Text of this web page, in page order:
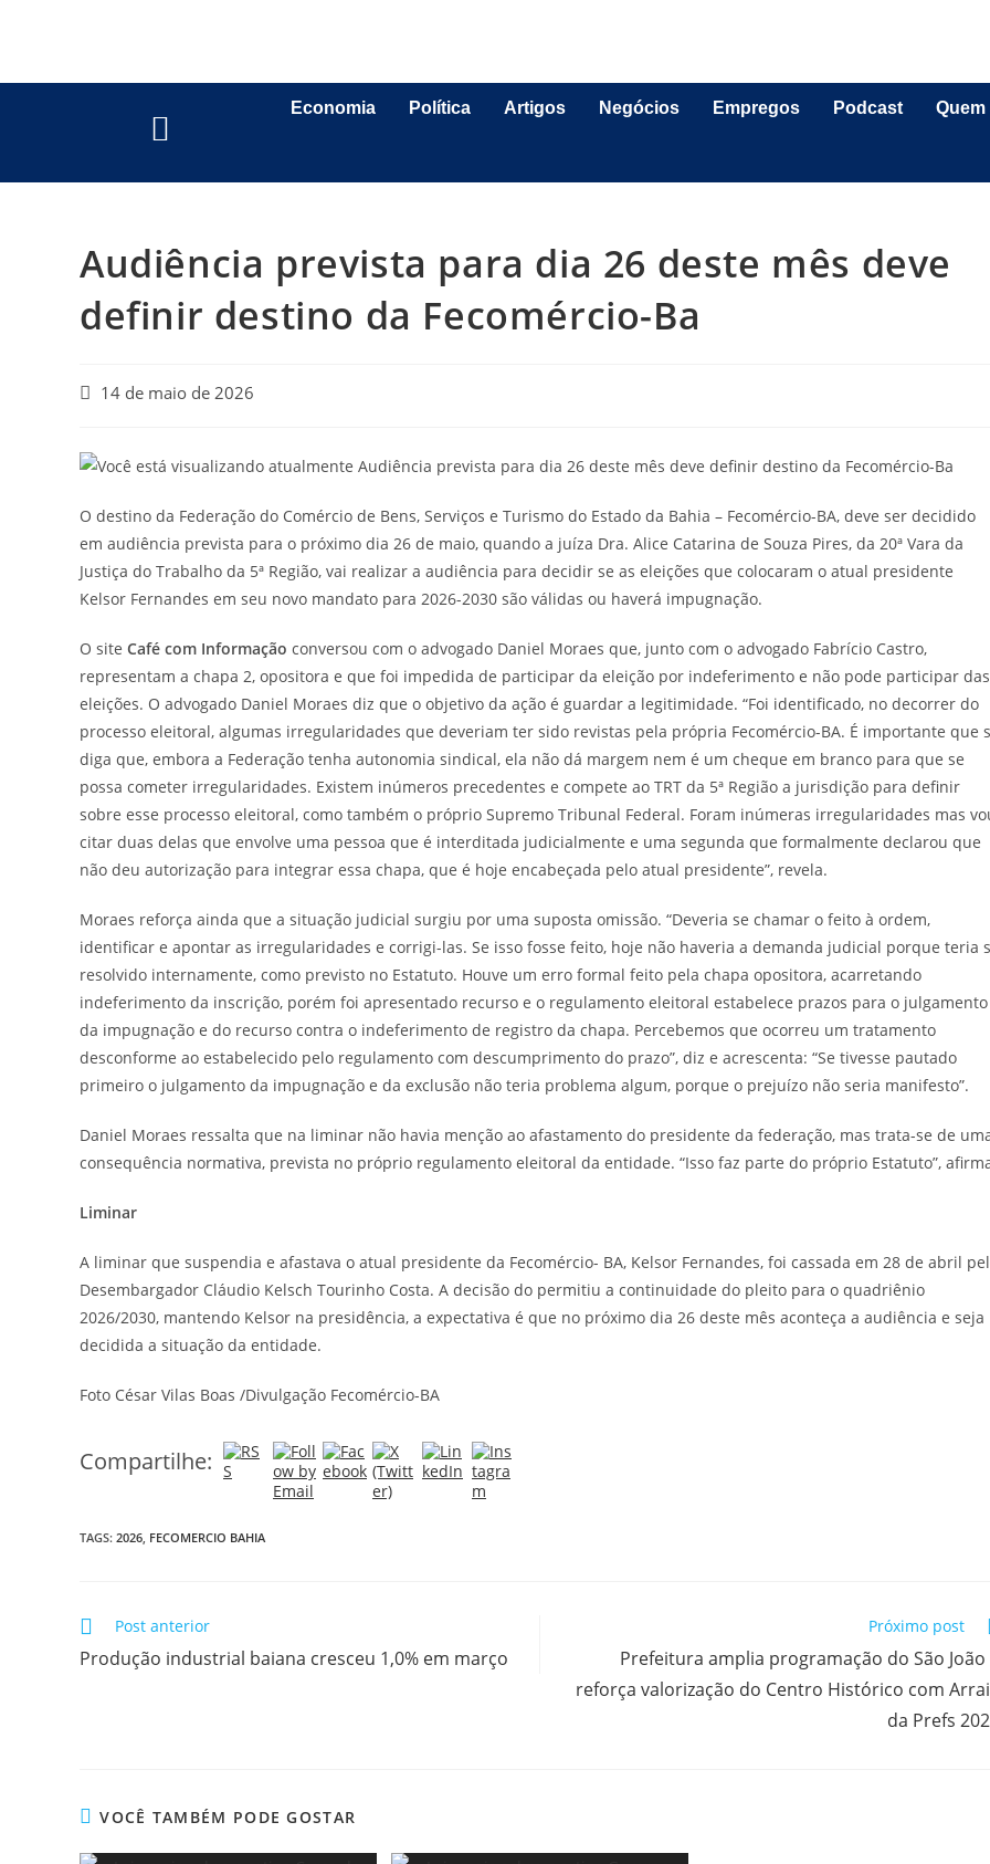
Economia Política Artigos Negócios Empregos Podcast
Audiência prevista para dia 26 deste mês deve
definir destino da Fecomércio-Ba
14 de maio de 2026
O destino da Federação do Comércio de Bens, Serviços e Turismo do Estado da Bahia – Fecomércio-BA, deve ser decidido
em audiência prevista para o próximo dia 26 de maio, quando a juíza Dra. Alice Catarina de Souza Pires, da 20ª Vara da
Justiça do Trabalho da 5ª Região, vai realizar a audiência para decidir se as eleições que colocaram o atual presidente
Kelsor Fernandes em seu novo mandato para 2026-2030 são válidas ou haverá impugnação.
O site Café com Informação conversou com o advogado Daniel Moraes que, junto com o advogado Fabrício Castro,
representam a chapa 2, opositora e que foi impedida de participar da eleição por indeferimento e não pode participar das
eleições. O advogado Daniel Moraes diz que o objetivo da ação é guardar a legitimidade. “Foi identificado, no decorrer do
processo eleitoral, algumas irregularidades que deveriam ter sido revistas pela própria Fecomércio-BA. É importante que
diga que, embora a Federação tenha autonomia sindical, ela não dá margem nem é um cheque em branco para que se
possa cometer irregularidades. Existem inúmeros precedentes e compete ao TRT da 5ª Região a jurisdição para definir
sobre esse processo eleitoral, como também o próprio Supremo Tribunal Federal. Foram inúmeras irregularidades mas
citar duas delas que envolve uma pessoa que é interditada judicialmente e uma segunda que formalmente declarou que
não deu autorização para integrar essa chapa, que é hoje encabeçada pelo atual presidente”, revela.
Moraes reforça ainda que a situação judicial surgiu por uma suposta omissão. “Deveria se chamar o feito à ordem,
identificar e apontar as irregularidades e corrigi-las. Se isso fosse feito, hoje não haveria a demanda judicial porque teria
resolvido internamente, como previsto no Estatuto. Houve um erro formal feito pela chapa opositora, acarretando
indeferimento da inscrição, porém foi apresentado recurso e o regulamento eleitoral estabelece prazos para o julgamento
da impugnação e do recurso contra o indeferimento de registro da chapa. Percebemos que ocorreu um tratamento
desconforme ao estabelecido pelo regulamento com descumprimento do prazo”, diz e acrescenta: “Se tivesse pautado
primeiro o julgamento da impugnação e da exclusão não teria problema algum, porque o prejuízo não seria manifesto”.
Daniel Moraes ressalta que na liminar não havia menção ao afastamento do presidente da federação, mas trata-se de
consequência normativa, prevista no próprio regulamento eleitoral da entidade. “Isso faz parte do próprio Estatuto”,
Liminar
A liminar que suspendia e afastava o atual presidente da Fecomércio- BA, Kelsor Fernandes, foi cassada em 28 de abril
Desembargador Cláudio Kelsch Tourinho Costa. A decisão do permitiu a continuidade do pleito para o quadriênio
2026/2030, mantendo Kelsor na presidência, a expectativa é que no próximo dia 26 deste mês aconteça a audiência e seja
decidida a situação da entidade.
Foto César Vilas Boas /Divulgação Fecomércio-BA
Compartilhe:
TAGS: 2026 FECOMERCIO BAHIA
Post anterior
Produção industrial baiana cresceu 1,0% em março
Próximo post
Prefeitura amplia programação do São João
reforça valorização do Centro Histórico com
da Prefs
VOCÊ TAMBÉM PODE GOSTAR